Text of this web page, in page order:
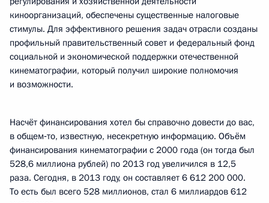
киноорганизаций, обеспечены существенные налоговые
стимулы. Для эффективного решения задач отрасли созданы
профильный правительственный совет и федеральный фонд
социальной и экономической поддержки отечественной
кинематографии, который получил широкие полномочия
и возможности.
Насчёт финансирования хотел бы справочно довести до вас,
в общем‑то, известную, несекретную информацию. Объём
финансирования кинематографии с 2000 года (он тогда был
528,6 миллиона рублей) по 2013 год увеличился в 12,5
раза. Сегодня, в 2013 году, он составляет 6 612 200 000.
То есть был всего 528 миллионов, стал 6 миллиардов 612